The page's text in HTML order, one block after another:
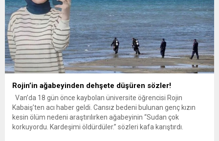
Rojin’in ağabeyinden dehşete düşüren sözler!
Van’da 18 gün önce kaybolan üniversite öğrencisi Rojin
Kabaiş’ten acı haber geldi. Cansız bedeni bulunan genç kızın
kesin ölüm nedeni araştırılırken ağabeyinin “Sudan çok
korkuyordu. Kardeşimi öldürdüler.” sözleri kafa karıştırdı.